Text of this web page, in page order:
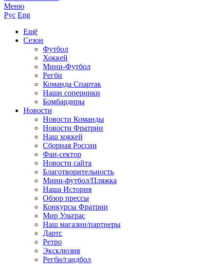
Меню
Рус Eng
Ещё
Сезон
Футбол
Хоккей
Мини-Футбол
Регби
Команда Спартак
Наши соперники
Бомбардиры
Новости
Новости Команды
Новости Фратрии
Наш хоккей
Сборная России
Фан-cектор
Новости сайта
Благотворительность
Мини-футбол/Пляжка
Наша История
Обзор прессы
Конкурсы Фратрии
Мир Ультрас
Наш магазин/партнеры
Дартс
Ретро
Эксклюзив
Регби/гандбол